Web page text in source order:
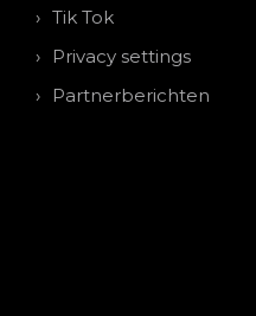
Tik Tok
Privacy settings
Partnerberichten